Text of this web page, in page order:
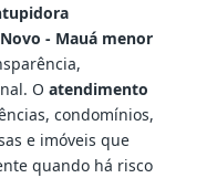
- Mauá menor
O atendimento
condomínios,
e imóveis que
quando há risco